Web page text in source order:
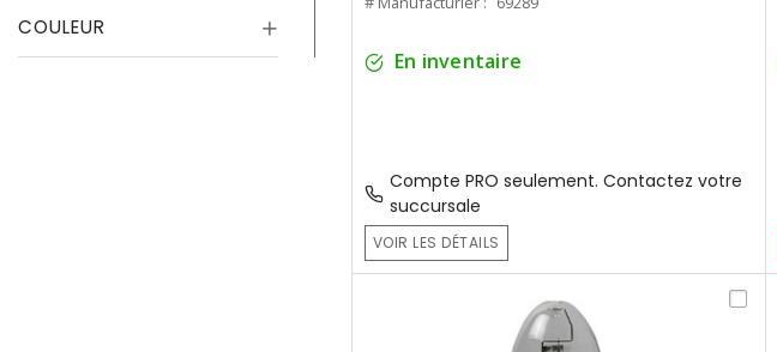
COULEUR
En inventaire
Compte PRO seulement. Contactez votre
succursale
VOIR LES DÉTAILS